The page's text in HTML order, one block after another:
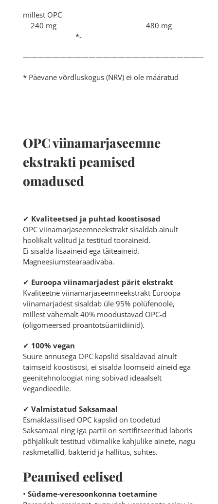
millest OPC
240 mg 480 mg
*-
* Päevane võrdluskogus (NRV) ei ole määratud
OPC viinamarjaseemne
ekstrakti peamised
omadused
✔ Kvaliteetsed ja puhtad koostisosad
OPC viinamarjaseemneekstrakt sisaldab ainult
hoolikalt valitud ja testitud tooraineid.
Ei sisalda lisaaineid ega täiteaineid.
Magneesiumstearaadivaba.
✔ Euroopa viinamarjadest pärit ekstrakt
Kvaliteetne viinamarjaseemneekstrakt Euroopa
viinamarjadest sisaldab üle 95% polüfenoole,
millest vähemalt 40% moodustavad OPC-d
(oligomeersed proantotsüaniidiinid).
✔ 100% vegan
Suure annusega OPC kapslid sisaldavad ainult
taimseid koostisosi, ei sisalda loomseid aineid ega
geenitehnoloogiat ning sobivad ideaalselt
vegandieedile.
✔ Valmistatud Saksamaal
Esmaklassilised OPC kapslid on toodetud
Saksamaal ning iga partii on sertifitseeritud laboris
põhjalikult testitud võimalike kahjulike ainete, nagu
raskmetallid, bakterid ja hallitus, suhtes.
Peamised eelised
• Südame-veresoonkonna toetamine